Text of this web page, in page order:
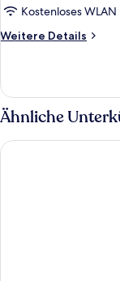
Kostenloses WLAN
Weitere Details
Weitere
Ähnliche
B&B HOTEL